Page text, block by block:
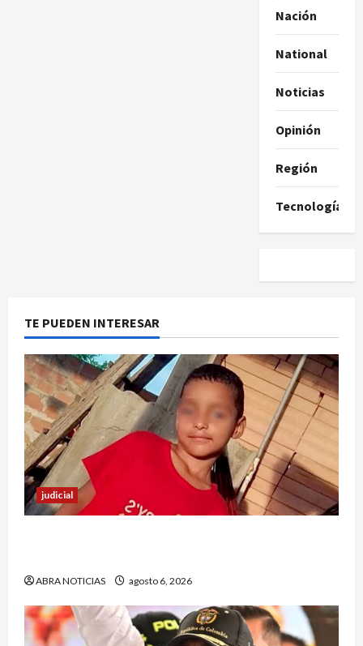
Nación
National
Noticias
Opinión
Región
Tecnología
TE PUEDEN INTERESAR
judicial
ABRA NOTICIAS agosto 6, 2026